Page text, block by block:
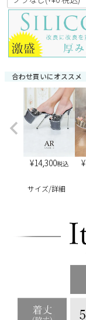
合わせ買いにオススメ
¥14,300税込 ¥
サイズ/詳細